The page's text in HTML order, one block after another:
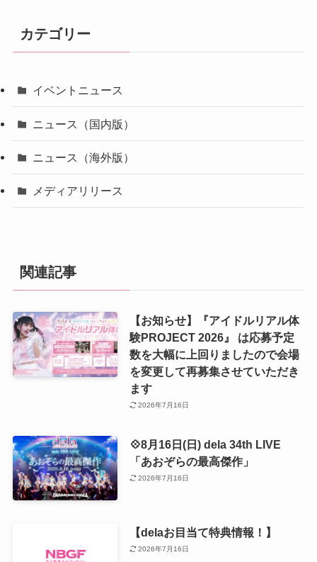
カテゴリー
イベントニュース
ニュース（国内版）
ニュース（海外版）
メディアリリース
関連記事
【お知らせ】『アイドルリアル体
験PROJECT 2026』 は応募予定
数を大幅に上回りましたので会場
を変更して再募集させていただき
ます
2026年7月16日
💠8月16日(日) dela 34th LIVE
「あおぞらの最高傑作」
2026年7月16日
【delaお目当て特典情報！】
2026年7月16日